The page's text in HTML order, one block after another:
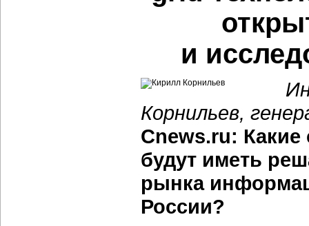
и
Корнильев,
Cnews.ru: Какие
будут иметь
рынка
России?